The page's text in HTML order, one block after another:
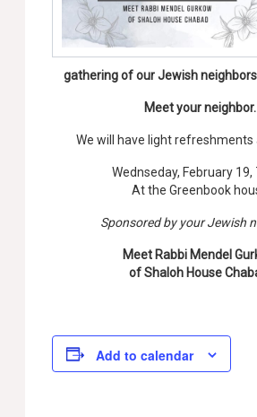
gathering of our Jewish
Meet your neighbor.
We will have light refreshments
Wednseday, February 19,
At the Greenbook
Sponsored by your Jewish
Meet Rabbi Mendel
of Shaloh House
Add to calendar